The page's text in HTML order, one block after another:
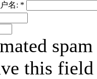
名: *
spam
this field